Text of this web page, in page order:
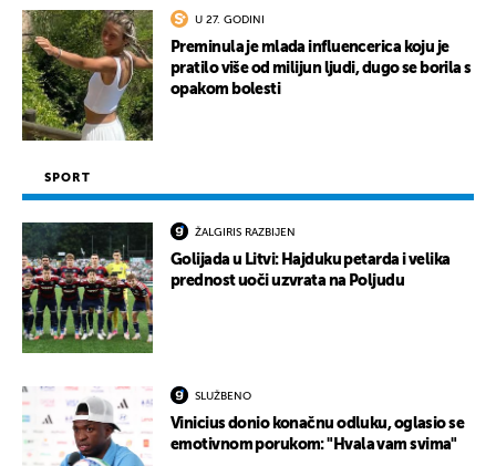
U 27. GODINI
Preminula je mlada influencerica koju je
pratilo više od milijun ljudi, dugo se borila s
opakom bolesti
SPORT
ŽALGIRIS RAZBIJEN
Golijada u Litvi: Hajduku petarda i velika
prednost uoči uzvrata na Poljudu
SLUŽBENO
Vinicius donio konačnu odluku, oglasio se
emotivnom porukom: "Hvala vam svima"